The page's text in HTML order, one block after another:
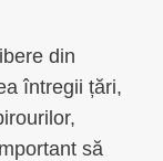
din
întregii țări,
să